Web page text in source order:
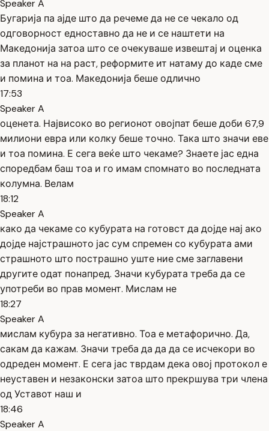
Speaker A
Бугарија па ајде што да речеме да не се чекало од
одговорност едноставно да не и се наштети на
Македонија затоа што се очекуваше извештај и оценка
за планот на на раст, реформите ит натаму до каде сме
и помина и тоа. Македонија беше одлично
17:53
Speaker A
оценета. Највисоко во регионот овојпат беше доби 67,9
милиони евра или колку беше точно. Така што значи еве
и тоа помина. Е сега веќе што чекаме? Знаете јас една
споредбам баш тоа и го имам спомнато во последната
колумна. Велам
18:12
Speaker A
како да чекаме со кубурата на готовст да дојде нај ако
дојде најстрашното јас сум спремен со кубурата ами
страшното што пострашно уште ние сме заглавени
другите одат понапред. Значи кубурата треба да се
употреби во прав момент. Мислам не
18:27
Speaker A
мислам кубура за негативно. Тоа е метафорично. Да,
сакам да кажам. Значи треба да да да се исчекори во
одреден момент. Е сега јас тврдам дека овој протокол е
неуставен и незаконски затоа што прекршува три члена
од Уставот наш и
18:46
Speaker A